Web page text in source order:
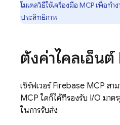
โมเดลวิธีใช้เครื่องมือ MCP เพื่อท
ประสิทธิภาพ
ตั้งค่าไคลเอ็นต์
เซิร์ฟเวอร์ Firebase MCP สา
MCP ใดก็ได้ที่รองรับ I/O มาต
ในการรับส่ง